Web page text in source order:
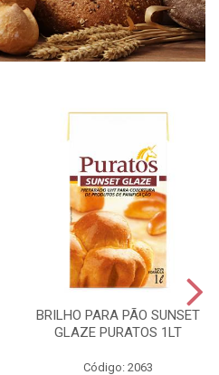
BRILHO PARA PÃO SUNSET
GLAZE PURATOS 1LT
Código: 2063